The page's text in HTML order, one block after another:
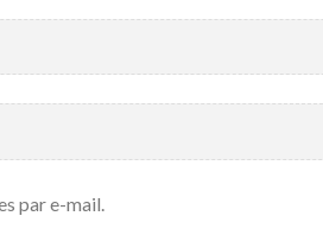
par e-mail.